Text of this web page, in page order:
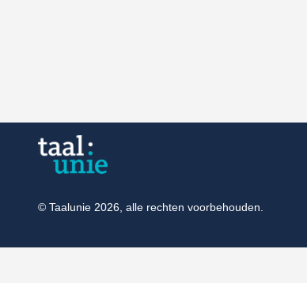
© Taalunie 2026, alle rechten voorbehouden.